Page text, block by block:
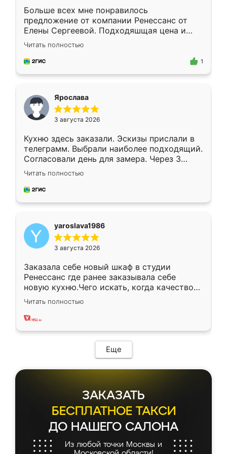
Больше всех мне понравилось
предложение от компании Ренессанс от
Елены Сергеевой. Подходяшщая цена и
короткие сроки изготовления. Приехавший
для замера сотрудник Владислав
предложил по моему эскизу самый
Читать полностью
1
Ярослава
3 августа 2026
Кухню здесь заказали. Эскизы прислали в
телеграмм. Выбрали наиболее подходящий.
Согласовали день для замера. Через 3
недели кухня была уже готова. Остались
довольны работой. Спасибо Ренессанс
мебель за качественную работу!
Читать полностью
yaroslava1986
3 августа 2026
Заказала себе новый шкаф в студии
Ренессанс где ранее заказывала себе
новую кухню.Чего искать, когда качеством
вполне довольна. Служит кухня уже почти
два года, нареканий нет.
Читать полностью
Еще
ЗАКАЗАТЬ
БЕСПЛАТНОЕ ТАКСИ
ДО НАШЕГО САЛОНА
Из любой точки Москвы и